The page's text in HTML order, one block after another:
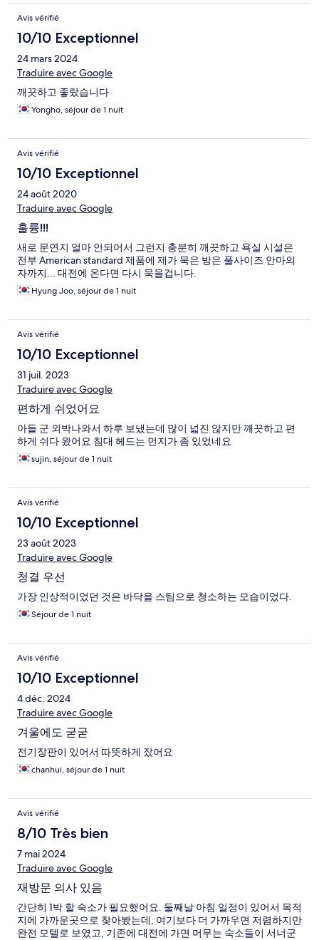
Avis vérifié
10/10 Exceptionnel
24 mars 2024
Traduire avec Google
깨끗하고 좋랐습니다
Yongho, séjour de 1 nuit
Avis vérifié
10/10 Exceptionnel
24 août 2020
Traduire avec Google
훌륭!!!
새로 문연지 얼마 안되어서 그런지 충분히 깨끗하고 욕실 시설은
전부 American standard 제품에 제가 묵은 방은 풀사이즈 안마의
자까지... 대전에 온다면 다시 묵을겁니다.
Hyung Joo, séjour de 1 nuit
Avis vérifié
10/10 Exceptionnel
31 juil. 2023
Traduire avec Google
편하게 쉬었어요
아들 군 외박나와서 하루 보냈는데 많이 넓진 않지만 깨끗하고 편
하게 쉬다 왔어요 침대 헤드는 먼지가 좀 있었네요
sujin, séjour de 1 nuit
Avis vérifié
10/10 Exceptionnel
23 août 2023
Traduire avec Google
청결 우선
가장 인상적이었던 것은 바닥을 스팀으로 청소하는 모습이었다.
Séjour de 1 nuit
Avis vérifié
10/10 Exceptionnel
4 déc. 2024
Traduire avec Google
겨울에도 굳굳
전기장판이 있어서 따뜻하게 잤어요
chanhui, séjour de 1 nuit
Avis vérifié
8/10 Très bien
7 mai 2024
Traduire avec Google
재방문 의사 있음
간단히 1박 할 숙소가 필요했어요. 둘째날 아침 일정이 있어서 목적
지에 가까운곳으로 찾아봤는데, 여기보다 더 가까우면 저렴하지만
완전 모텔로 보였고, 기존에 대전에 가면 머무는 숙소들이 서너군